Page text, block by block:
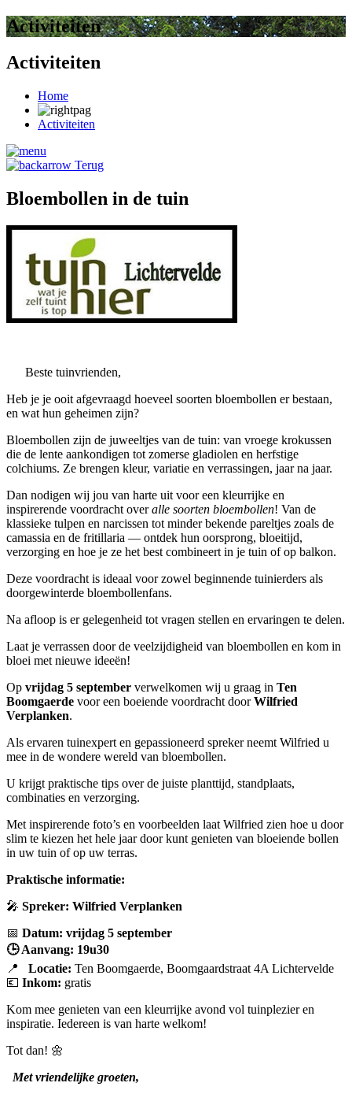
Activiteiten
Activiteiten
Home
Activiteiten
Terug
Bloembollen in de tuin
Beste tuinvrienden,
Heb je je ooit afgevraagd hoeveel soorten bloembollen er bestaan,
en wat hun geheimen zijn?
Bloembollen zijn de juweeltjes van de tuin: van vroege krokussen
die de lente aankondigen tot zomerse gladiolen en herfstige
colchiums. Ze brengen kleur, variatie en verrassingen, jaar na jaar.
Dan nodigen wij jou van harte uit voor een kleurrijke en
inspirerende voordracht overalle soorten bloembollen! Van de
klassieke tulpen en narcissen tot minder bekende pareltjes zoals de
camassia en de fritillaria — ontdek hun oorsprong, bloeitijd,
verzorging en hoe je ze het best combineert in je tuin of op balkon.
Deze voordracht is ideaal voor zowel beginnende tuinierders als
doorgewinterde bloembollenfans.
Na afloop is er gelegenheid tot vragen stellen en ervaringen te delen.
Laat je verrassen door de veelzijdigheid van bloembollen en kom in
bloei met nieuwe ideeën!
Op vrijdag 5 september verwelkomen wij u graag in Ten
Boomgaerde voor een boeiende voordracht doorWilfried
Verplanken.
Als ervaren tuinexpert en gepassioneerd spreker neemt Wilfried u
mee in de wondere wereld van bloembollen.
U krijgt praktische tips over de juiste planttijd, standplaats,
combinaties en verzorging.
Met inspirerende foto’s en voorbeelden laat Wilfried zien hoe u door
slim te kiezen het hele jaar door kunt genieten van bloeiende bollen
in uw tuin of op uw terras.
Praktische informatie:
🎤 Spreker: Wilfried Verplanken
📅 Datum: vrijdag 5 september
🕒Aanvang: 19u30
📍
Locatie: Ten Boomgaerde, Boomgaardstraat 4A Lichtervelde
💶 Inkom: gratis
Kom mee genieten van een kleurrijke avond vol tuinplezier en
inspiratie. Iedereen is van harte welkom!
Tot dan! 🌼
Met vriendelijke groeten,